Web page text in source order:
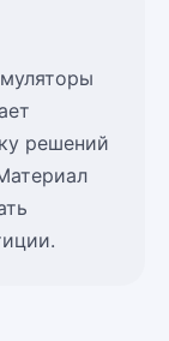
решений